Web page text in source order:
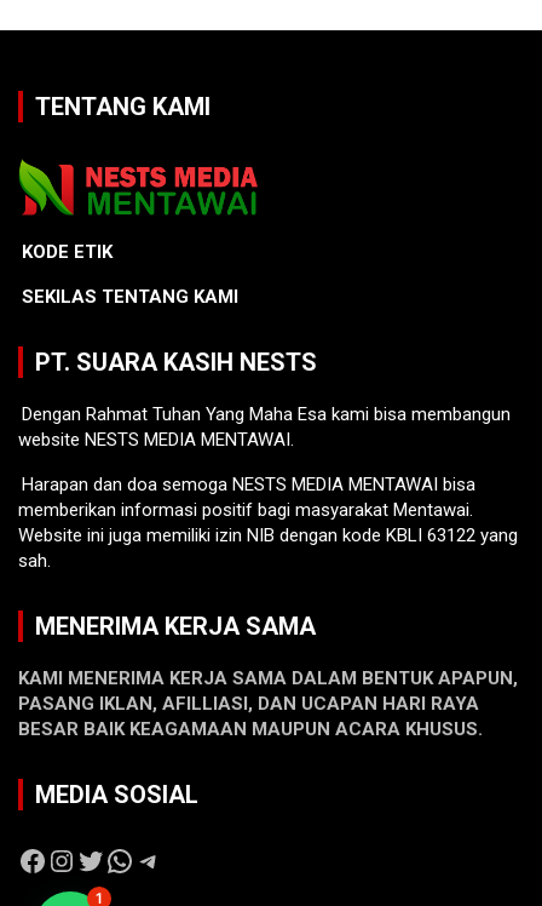
TENTANG KAMI
KODE ETIK
SEKILAS TENTANG KAMI
PT. SUARA KASIH NESTS
Dengan Rahmat Tuhan Yang Maha Esa kami bisa membangun
website NESTS MEDIA MENTAWAI.
Harapan dan doa semoga NESTS MEDIA MENTAWAI bisa
memberikan informasi positif bagi masyarakat Mentawai.
Website ini juga memiliki izin NIB dengan kode KBLI 63122 yang
sah.
MENERIMA KERJA SAMA
KAMI MENERIMA KERJA SAMA DALAM BENTUK APAPUN,
PASANG IKLAN, AFILLIASI, DAN UCAPAN HARI RAYA
BESAR BAIK KEAGAMAAN MAUPUN ACARA KHUSUS.
MEDIA SOSIAL
Facebook
Instagram
Twitter
WhatsApp
Telegram
1